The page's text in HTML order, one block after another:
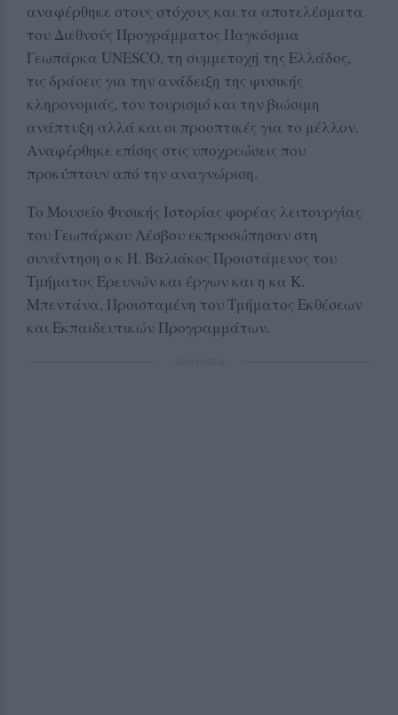
αναφέρθηκε στους στόχους και τα αποτελέσματα
του Διεθνούς Προγράμματος Παγκόσμια
Γεωπάρκα UNESCO, τη συμμετοχή της Ελλάδος,
τις δράσεις για την ανάδειξη της φυσικής
κληρονομιάς, τον τουρισμό και την βιώσιμη
ανάπτυξη αλλά και οι προοπτικές για το μέλλον.
Αναφέρθηκε επίσης στις υποχρεώσεις που
προκύπτουν από την αναγνώριση.
Το Μουσείο Φυσικής Ιστορίας φορέας λειτουργίας
του Γεωπάρκου Λέσβου εκπροσώπησαν στη
συνάντηση ο κ Η. Βαλιάκος Προιστάμενος του
Τμήματος Ερευνών και έργων και η κα Κ.
Μπεντάνα, Προισταμένη του Τμήματος Εκθέσεων
και Εκπαιδευτικών Προγραμμάτων.